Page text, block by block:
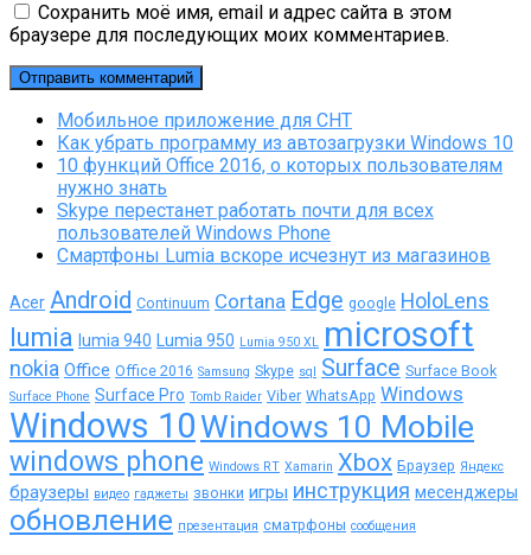
Сохранить моё имя, email и адрес сайта в этом
браузере для последующих моих комментариев.
Мобильное приложение для СНТ
Как убрать программу из автозагрузки Windows 10
10 функций Office 2016, о которых пользователям
нужно знать
Skype перестанет работать почти для всех
пользователей Windows Phone
Смартфоны Lumia вскоре исчезнут из магазинов
Acer Android Continuum Cortana Edge google HoloLens
lumia lumia 940 Lumia 950 Lumia 950 XL microsoft
nokia Office Office 2016 Samsung Skype sql Surface Surface Book
Surface Phone Surface Pro Tomb Raider Viber WhatsApp Windows
Windows 10Windows 10 Mobile
windows phone Windows RT Xamarin Xbox Браузер Яндекс
браузеры видео гаджеты звонки игры инструкция месенджеры
обновление презентация сматрфоны сообщения